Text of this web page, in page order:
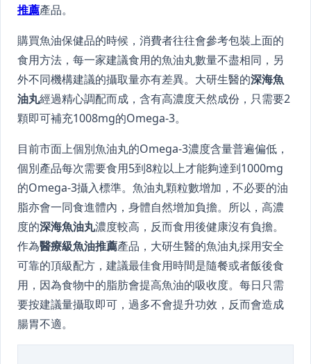
推薦產品。
購買魚油保健品的時候，消費者往往會參考包裝上面的
食用方法，每一家建議食用的魚油丸數量不盡相同，另
外不同機構建議的攝取量亦有差異。大研生醫的深海魚
油丸經過精心調配而成，含有高濃度天然成份，只需要2
顆即可補充1008mg的Omega-3。
目前市面上個別魚油丸的Omega-3濃度含量普遍偏低，
個別產品每次需要食用5到8粒以上才能夠達到1000mg
的Omega-3攝入標準。魚油丸顆粒數增加，不必要的油
脂亦會一同食進體內，身體自然增加負擔。所以，高濃
度的深海魚油丸濃度較高，反而食用後健康沒有負擔。
作為醫療級魚油推薦產品，大研生醫的魚油丸採用安全
可靠的頂級配方，建議最佳食用時間是隨餐或者飯後食
用，因為食物中的脂肪會提高魚油的吸收度。每日只需
要按建議量攝取即可，過多不會提升功效，反而會造成
腸胃不適。